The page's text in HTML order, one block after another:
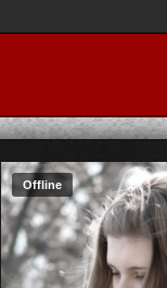
Offline